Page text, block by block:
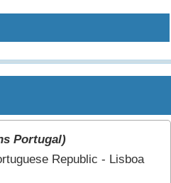
Portugal)
Republic - Lisboa